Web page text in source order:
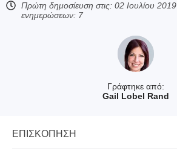
Γράφτηκε από:
Gail Lobel Rand
Πρώτη δημοσίευση στις: 02 Ιουλίου 2019
ενημερώσεων: 7
ΕΠΙΣΚΌΠΗΣΗ